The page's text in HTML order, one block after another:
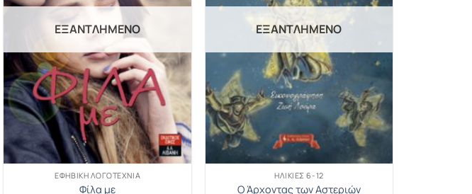
ΕΞΑΝΤΛΗΜΈΝΟ
ΕΦΗΒΙΚΉ ΛΟΓΟΤΕΧΝΊΑ
Φίλα με
ΕΞΑΝΤΛΗΜΈΝΟ
ΗΛΙΚΊΕΣ 6-12
Ο Άρχοντας των Αστεριών